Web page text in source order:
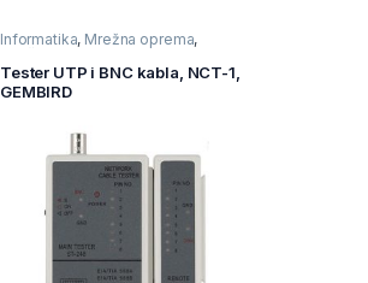
Informatika, Mrežna oprema,
Tester UTP i BNC kabla, NCT-1,
GEMBIRD